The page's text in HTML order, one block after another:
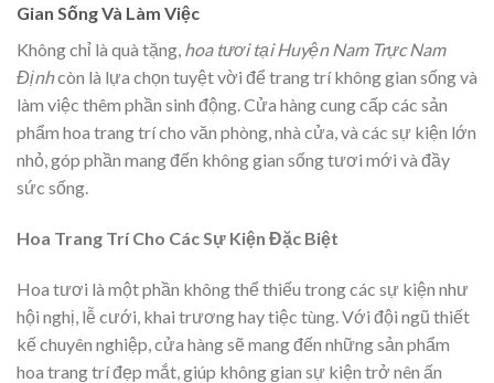
Gian Sống Và Làm Việc
Không chỉ là quà tặng, hoa tươi tại Huyện Nam Trực Nam
Địnhcòn là lựa chọn tuyệt vời để trang trí không gian sống và
làm việc thêm phần sinh động. Cửa hàng cung cấp các sản
phẩm hoa trang trí cho văn phòng, nhà cửa, và các sự kiện lớn
nhỏ, góp phần mang đến không gian sống tươi mới và đầy
sức sống.
Hoa Trang Trí Cho Các Sự Kiện Đặc Biệt
Hoa tươi là một phần không thể thiếu trong các sự kiện như
hội nghị, lễ cưới, khai trương hay tiệc tùng. Với đội ngũ thiết
kế chuyên nghiệp, cửa hàng sẽ mang đến những sản phẩm
hoa trang trí đẹp mắt, giúp không gian sự kiện trở nên ấn